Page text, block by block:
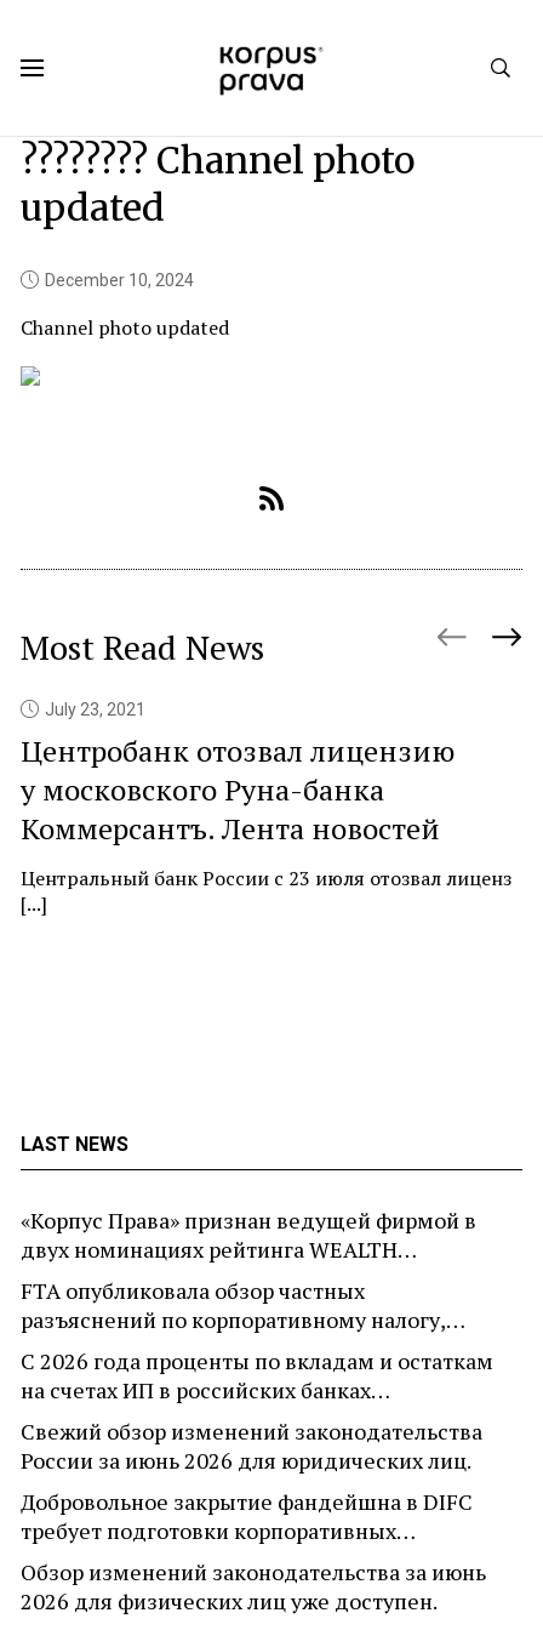
???????? Channel photo
updated
December 10, 2024
Channel photo updated
LAST NEWS
«Корпус Права» признан ведущей фирмой в
двух номинациях рейтинга WEALTH…
FTA опубликовала обзор частных
разъяснений по корпоративному налогу,…
С 2026 года проценты по вкладам и остаткам
на счетах ИП в российских банках…
Свежий обзор изменений законодательства
России за июнь 2026 для юридических лиц.
Добровольное закрытие фандейшна в DIFC
требует подготовки корпоративных…
Обзор изменений законодательства за июнь
2026 для физических лиц уже доступен.
Most Read News
July 23, 2021
Центробанк отозвал лицензию
у московского Руна-банка
Коммерсантъ. Лента новостей
Центральный банк России с 23 июля отозвал лиценз
[...]